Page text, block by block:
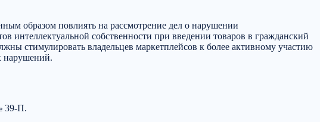
образом повлиять на рассмотрение дел о нарушении
интеллектуальной собственности при введении товаров в гражданский
стимулировать владельцев маркетплейсов к более активному участию
нарушений.
39-П.